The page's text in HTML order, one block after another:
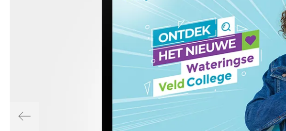
E-mailadres
Ik ga akkoord met de
VERSTUUR